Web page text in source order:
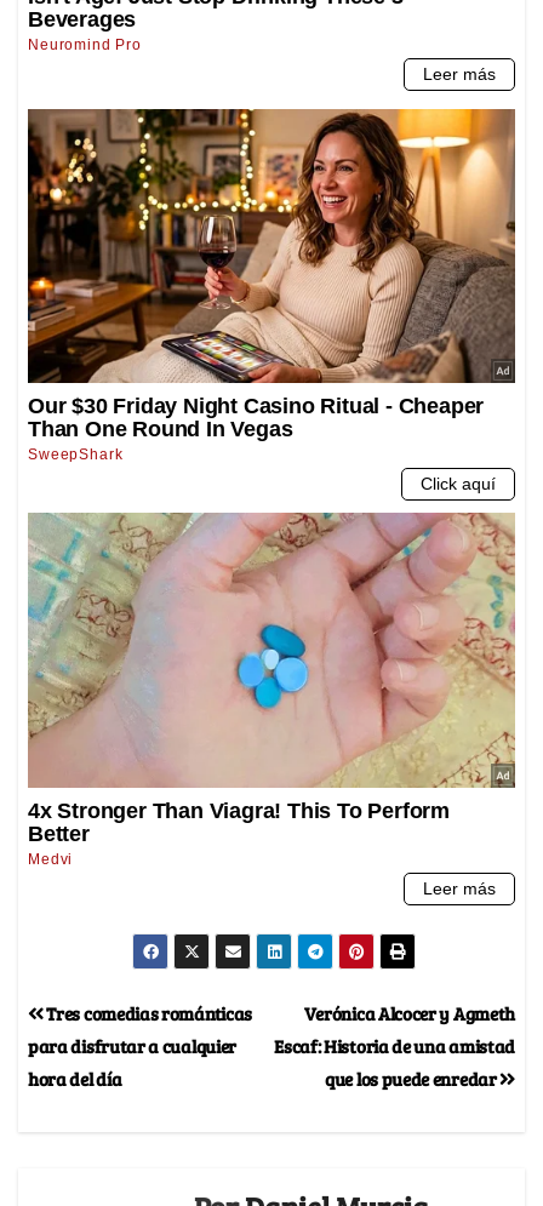
Verónica Alcocer y Agmeth
Escaf: Historia de una amistad
que los puede enredar
Tres comedias románticas
para disfrutar a cualquier
hora del día